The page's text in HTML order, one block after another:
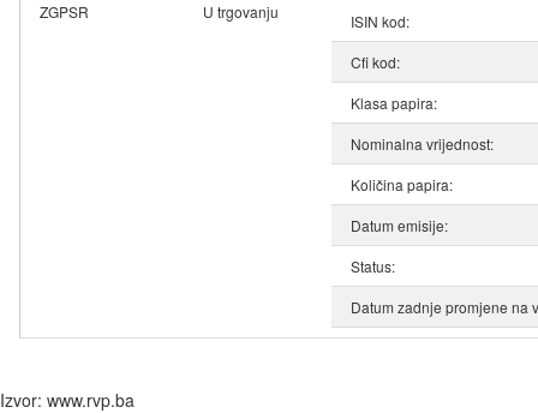
ZGPSR U trgovanju
ISIN kod:
Cfi kod:
Klasa papira:
Nominalna vrijednost:
Količina papira:
Datum emisije:
Status:
Datum zadnje promjene na
Izvor: www.rvp.ba